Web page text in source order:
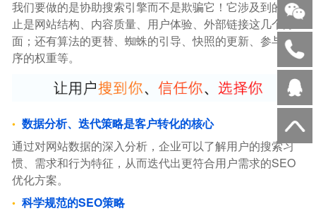
我们要做的是协助搜索引擎而不是欺骗它！它涉及到的不
止是网站结构、内容质量、用户体验、外部链接这几个方
面；还有算法的更替、蜘蛛的引导、快照的更新、参与排
序的权重等。
数据分析、迭代策略是客户转化的核心
通过对网站数据的深入分析，企业可以了解用户的搜索习
惯、需求和行为特征，从而迭代出更符合用户需求的SEO
优化方案。
科学规范的SEO策略